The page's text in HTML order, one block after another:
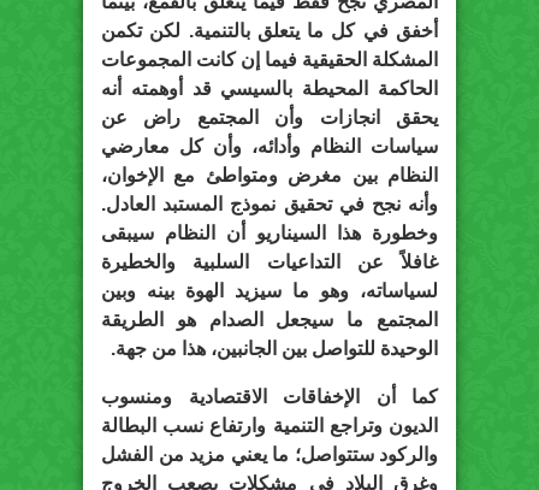
أخفق في كل ما يتعلق بالتنمية. لكن تكمن
المشكلة الحقيقية فيما إن كانت المجموعات
الحاكمة المحيطة بالسيسي قد أوهمته أنه
يحقق انجازات وأن المجتمع راض عن
سياسات النظام وأدائه، وأن كل معارضي
النظام بين مغرض ومتواطئ مع الإخوان،
وأنه نجح في تحقيق نموذج المستبد العادل.
وخطورة هذا السيناريو أن النظام سيبقى
غافلاً عن التداعيات السلبية والخطيرة
لسياساته، وهو ما سيزيد الهوة بينه وبين
المجتمع ما سيجعل الصدام هو الطريقة
الوحيدة للتواصل بين الجانبين، هذا من جهة.
كما أن الإخفاقات الاقتصادية ومنسوب
الديون وتراجع التنمية وارتفاع نسب البطالة
والركود ستتواصل؛ ما يعني مزيد من الفشل
وغرق البلاد في مشكلات يصعب الخروج